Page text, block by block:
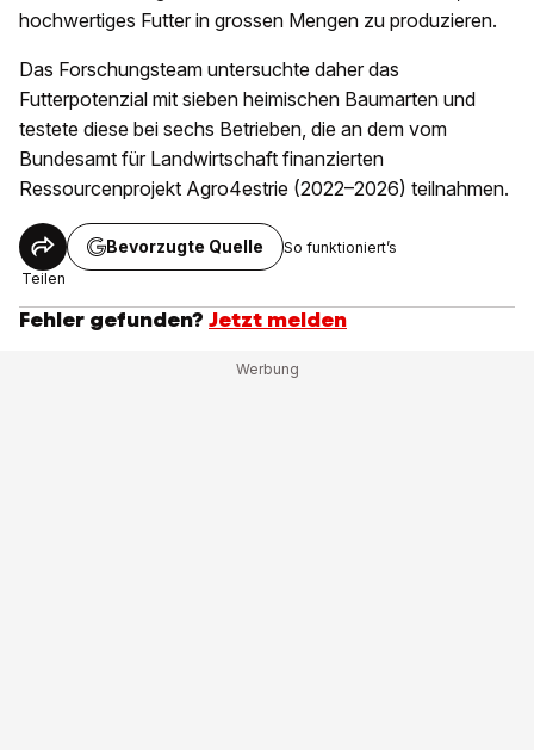
hochwertiges Futter in grossen Mengen zu produzieren.
Das Forschungsteam untersuchte daher das
Futterpotenzial mit sieben heimischen Baumarten und
testete diese bei sechs Betrieben, die an dem vom
Bundesamt für Landwirtschaft finanzierten
Ressourcenprojekt Agro4estrie (2022–2026) teilnahmen.
Teilen
Bevorzugte Quelle So funktioniert’s
Fehler gefunden? Jetzt melden